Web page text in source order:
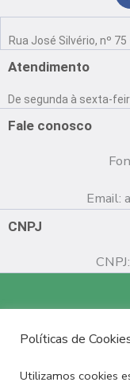
Rua José Silvério, nº
Atendimento
De segunda à sexta-
Fale conosco
Email:
CNPJ
Políticas de
Utilizamos cookies